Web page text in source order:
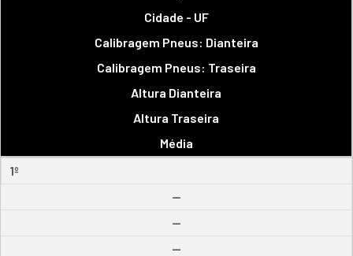
Cidade - UF
Calibragem Pneus: Dianteira
Calibragem Pneus: Traseira
Altura Dianteira
Altura Traseira
Média
1º
--
--
--